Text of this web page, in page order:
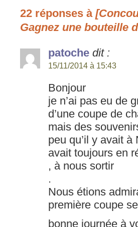
22 réponses à
Gagnez une bouteille
patoche dit :
15/11/2014 à 15:43
Bonjour
je n’ai pas eu de
d’une coupe de
mais des
peu qu’il y avait à
avait toujours en
, à nous sortir
.
Nous étions
première coupe
bonne journée à